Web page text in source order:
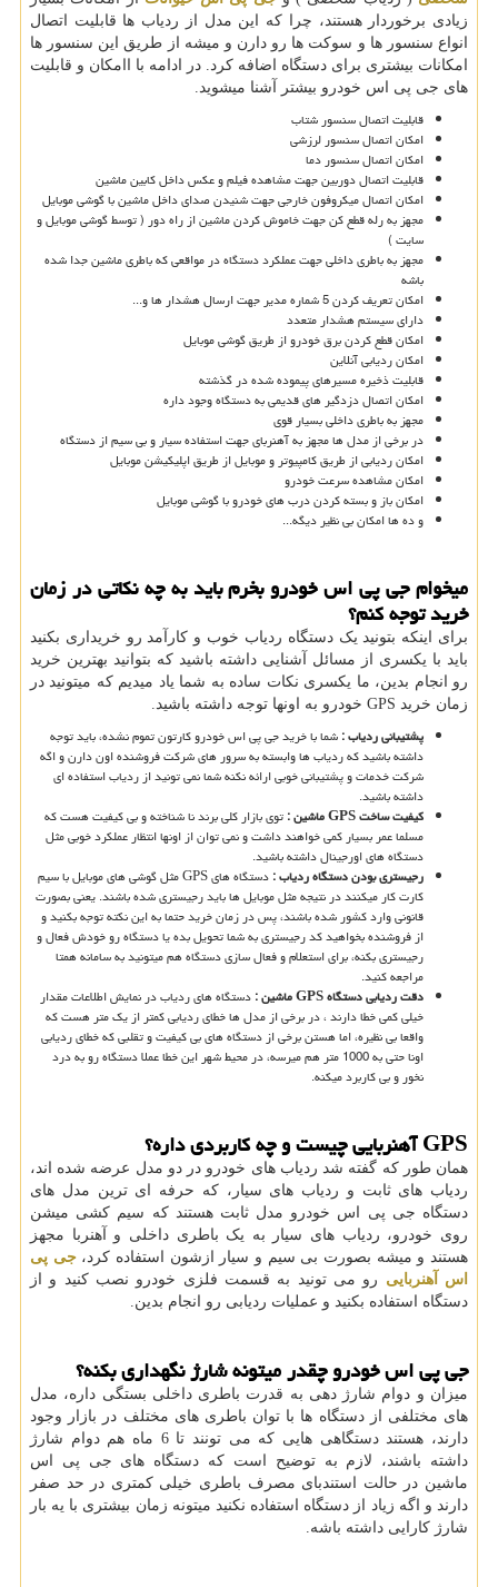
زیادی برخوردار هستند، چرا که این مدل از ردیاب ها قابلیت اتصال
انواع سنسور ها و سوکت ها رو دارن و میشه از طریق این سنسور ها
امکانات بیشتری برای دستگاه اضافه کرد. در ادامه با اامکان و قابلیت
های جی پی اس خودرو بیشتر آشنا میشوید.
قابلیت اتصال سنسور شتاب
امکان اتصال سنسور لرزشی
امکان اتصال سنسور دما
قابلیت اتصال دوربین جهت مشاهده فیلم و عکس داخل کابین ماشین
امکان اتصال میکروفون خارجی جهت شنیدن صدای داخل ماشین با گوشی موبایل
مجهز به رله قطع کن جهت خاموش کردن ماشین از راه دور ( توسط گوشی موبایل و
سایت )
مجهز به باطری داخلی جهت عملکرد دستگاه در مواقعی که باطری ماشین جدا شده
باشه
امکان تعریف کردن 5 شماره مدیر جهت ارسال هشدار ها و...
دارای سیستم هشدار متعدد
امکان قطع کردن برق خودرو از طریق گوشی موبایل
امکان ردیابی آنلاین
قابلیت ذخیره مسیرهای پیموده شده در گذشته
امکان اتصال دزدگیر های قدیمی به دستگاه وجود داره
مجهز به باطری داخلی بسیار قوی
در برخی از مدل ها مجهز به آهنربای جهت استفاده سیار و بی سیم از دستگاه
امکان ردیابی از طریق کامپیوتر و موبایل از طریق اپلیکیشن موبایل
امکان مشاهده سرعت خودرو
امکان باز و بسته کردن درب های خودرو با گوشی موبایل
و ده ها امکان بی نظیر دیگه...
میخوام جی پی اس خودرو بخرم باید به چه نکاتی در زمان
خرید توجه کنم؟
برای اینکه بتونید یک دستگاه ردیاب خوب و کارآمد رو خریداری بکنید
باید با یکسری از مسائل آشنایی داشته باشید که بتوانید بهترین خرید
رو انجام بدین، ما یکسری نکات ساده به شما یاد میدیم که میتونید در
زمان خرید GPS خودرو به اونها توجه داشته باشید.
پشتیبانی ردیاب :شما با خرید جی پی اس خودرو کارتون تموم نشده، باید توجه
داشته باشید که ردیاب ها وابسته به سرور های شرکت فروشنده اون دارن و اگه
شرکت خدمات و پشتیبانی خوبی ارائه نکنه شما نمی تونید از ردیاب استفاده ای
داشته باشید.
کیفیت ساختGPSماشین :توی بازار کلی برند نا شناخته و بی کیفیت هست که
مسلما عمر بسیار کمی خواهند داشت و نمی توان از اونها انتظار عملکرد خوبی مثل
دستگاه های اورجینال داشته باشید.
رجیستری بودن دستگاه ردیاب :دستگاه هایGPSمثل گوشی های موبایل با سیم
کارت کار میکنند در نتیجه مثل موبایل ها باید رجیستری شده باشند. یعنی بصورت
قانونی وارد کشور شده باشند، پس در زمان خرید حتما به این نکته توجه بکنید و
از فروشنده بخواهید کد رجیستری به شما تحویل بده یا دستگاه رو خودش فعال و
رجیستری بکنه، برای استعلام و فعال سازی دستگاه هم میتونید به سامانه همتا
مراجعه کنید.
دقت ردیابی دستگاهGPSماشین :دستگاه های ردیاب در نمایش اطلاعات مقدار
خیلی کمی خطا دارند ، در برخی از مدل ها خطای ردیابی کمتر از یک متر هست که
واقعا بی نظیره، اما هستن برخی از دستگاه های بی کیفیت و تقلبی که خطای ردیابی
اونا حتی به 1000 متر هم میرسه، در محیط شهر این خطا عملا دستگاه رو به درد
نخور و بی کاربرد میکنه.
GPSآهنربایی چیست و چه کاربردی داره؟
همان طور که گفته شد ردیاب های خودرو در دو مدل عرضه شده اند،
ردیاب های ثابت و ردیاب های سیار، که حرفه ای ترین مدل های
دستگاه جی پی اس خودرو مدل ثابت هستند که سیم کشی میشن
روی خودرو، ردیاب های سیار به یک باطری داخلی و آهنربا مجهز
هستند و میشه بصورت بی سیم و سیار ازشون استفاده کرد،جی پی
اس آهنربایی رو می تونید به قسمت فلزی خودرو نصب کنید و از
دستگاه استفاده بکنید و عملیات ردیابی رو انجام بدین.
جی پی اس خودرو چقدر میتونه شارژ نگهداری بکنه؟
میزان و دوام شارژ دهی به قدرت باطری داخلی بستگی داره، مدل
های مختلفی از دستگاه ها با توان باطری های مختلف در بازار وجود
دارند، هستند دستگاهی هایی که می تونند تا 6 ماه هم دوام شارژ
داشته باشند، لازم به توضیح است که دستگاه های جی پی اس
ماشین در حالت استندبای مصرف باطری خیلی کمتری در حد صفر
دارند و اگه زیاد از دستگاه استفاده نکنید میتونه زمان بیشتری با یه بار
شارژ کارایی داشته باشه.